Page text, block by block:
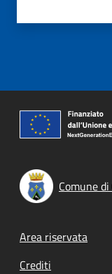
Comune
Footer
Area riservata
Crediti